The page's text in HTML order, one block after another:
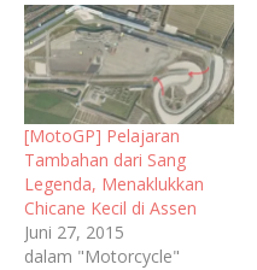
[MotoGP] Pelajaran
Tambahan dari Sang
Legenda, Menaklukkan
Chicane Kecil di Assen
Juni 27, 2015
dalam "Motorcycle"